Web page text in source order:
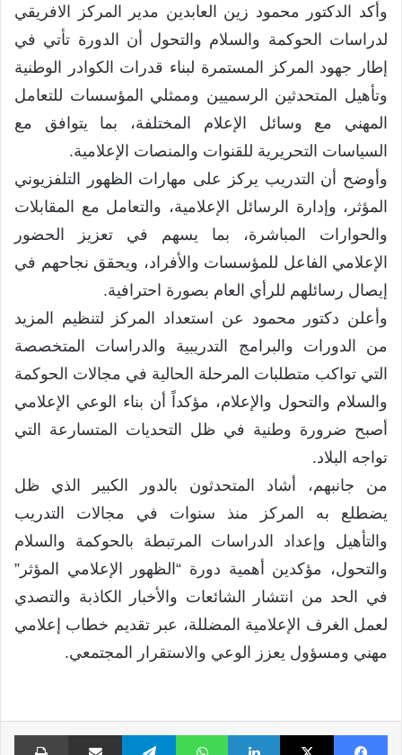
وأكد الدكتور محمود زين العابدين مدير المركز الافريقي
لدراسات الحوكمة والسلام والتحول أن الدورة تأتي في
إطار جهود المركز المستمرة لبناء قدرات الكوادر الوطنية
وتأهيل المتحدثين الرسميين وممثلي المؤسسات للتعامل
المهني مع وسائل الإعلام المختلفة، بما يتوافق مع
السياسات التحريرية للقنوات والمنصات الإعلامية.
وأوضح أن التدريب يركز على مهارات الظهور التلفزيوني
المؤثر، وإدارة الرسائل الإعلامية، والتعامل مع المقابلات
والحوارات المباشرة، بما يسهم في تعزيز الحضور
الإعلامي الفاعل للمؤسسات والأفراد، ويحقق نجاحهم في
إيصال رسائلهم للرأي العام بصورة احترافية.
وأعلن دكتور محمود عن استعداد المركز لتنظيم المزيد
من الدورات والبرامج التدريبية والدراسات المتخصصة
التي تواكب متطلبات المرحلة الحالية في مجالات الحوكمة
والسلام والتحول والإعلام، مؤكداً أن بناء الوعي الإعلامي
أصبح ضرورة وطنية في ظل التحديات المتسارعة التي
تواجه البلاد.
من جانبهم، أشاد المتحدثون بالدور الكبير الذي ظل
يضطلع به المركز منذ سنوات في مجالات التدريب
والتأهيل وإعداد الدراسات المرتبطة بالحوكمة والسلام
والتحول، مؤكدين أهمية دورة “الظهور الإعلامي المؤثر”
في الحد من انتشار الشائعات والأخبار الكاذبة والتصدي
لعمل الغرف الإعلامية المضللة، عبر تقديم خطاب إعلامي
مهني ومسؤول يعزز الوعي والاستقرار المجتمعي.
فيسبوك X لينكدإن واتساب تيلقرام مشاركة عبر البريد